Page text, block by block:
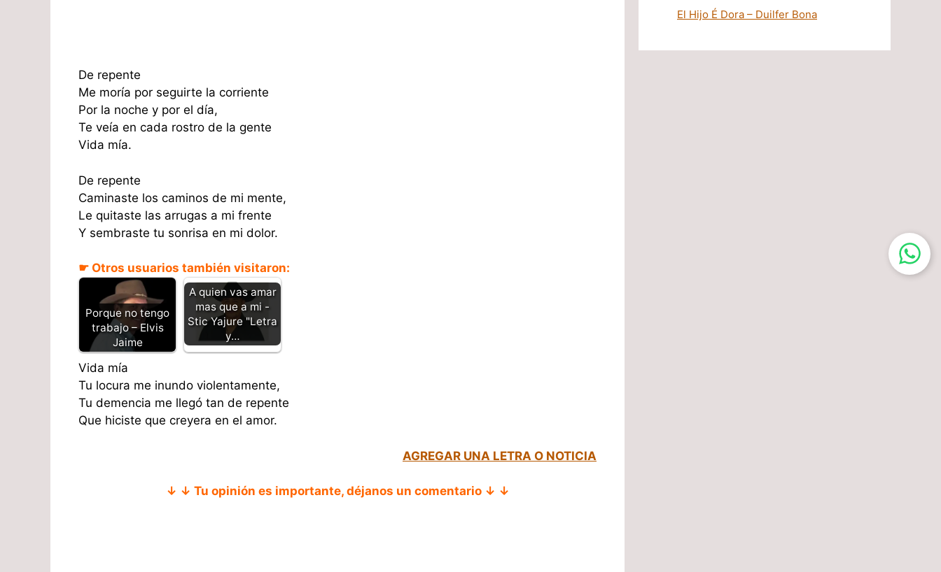
De repente
Me moría por seguirte la corriente
Por la noche y por el día,
Te veía en cada rostro de la gente
Vida mía.
De repente
Caminaste los caminos de mi mente,
Le quitaste las arrugas a mi frente
Y sembraste tu sonrisa en mi dolor.
☛ Otros usuarios también visitaron:
Porque no tengo
trabajo – Elvis
Jaime
A quien vas amar
mas que a mi -
Stic Yajure "Letra
y…
Vida mía
Tu locura me inundo violentamente,
Tu demencia me llegó tan de repente
Que hiciste que creyera en el amor.
AGREGAR UNA LETRA O NOTICIA
↓ ↓ Tu opinión es importante, déjanos un comentario ↓ ↓
El Hijo É Dora – Duilfer Bona